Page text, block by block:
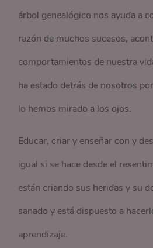
árbol genealógico nos ayuda a
razón de muchos sucesos,
comportamientos de nuestra
ha estado detrás de nosotros
lo hemos mirado a los ojos.
Educar, criar y enseñar con y
igual si se hace desde el
están criando sus heridas y su
sanado y está dispuesto a
aprendizaje.